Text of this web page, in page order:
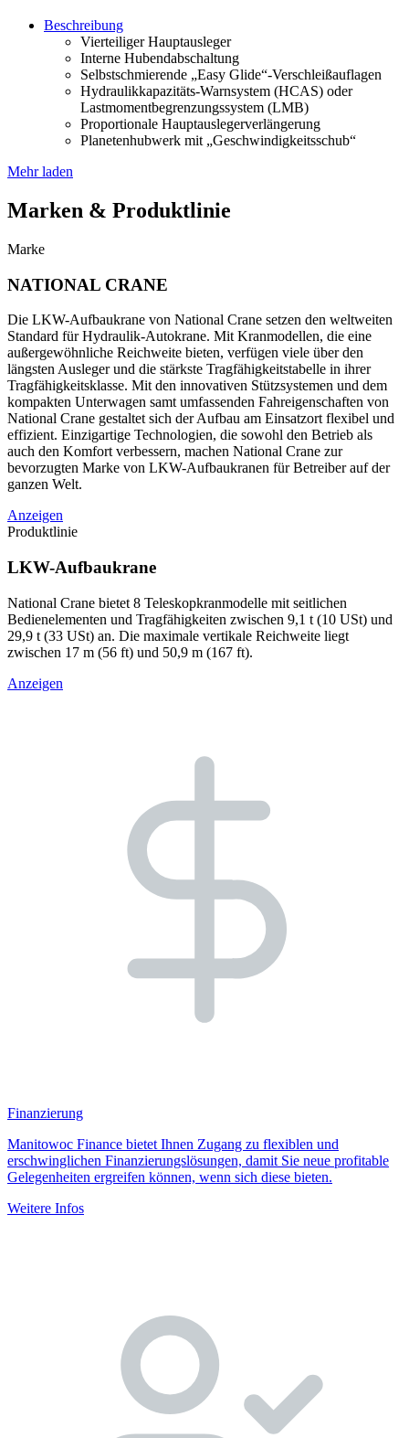
Beschreibung
Vierteiliger Hauptausleger
Interne Hubendabschaltung
Selbstschmierende „Easy Glide“-Verschleißauflagen
Hydraulikkapazitäts-Warnsystem (HCAS) oder
Lastmomentbegrenzungssystem (LMB)
Proportionale Hauptauslegerverlängerung
Planetenhubwerk mit „Geschwindigkeitsschub“
Mehr laden
Marken & Produktlinie
Marke
NATIONAL CRANE
Die LKW-Aufbaukrane von National Crane setzen den weltweiten
Standard für Hydraulik-Autokrane. Mit Kranmodellen, die eine
außergewöhnliche Reichweite bieten, verfügen viele über den
längsten Ausleger und die stärkste Tragfähigkeitstabelle in ihrer
Tragfähigkeitsklasse. Mit den innovativen Stützsystemen und dem
kompakten Unterwagen samt umfassenden Fahreigenschaften von
National Crane gestaltet sich der Aufbau am Einsatzort flexibel und
effizient. Einzigartige Technologien, die sowohl den Betrieb als
auch den Komfort verbessern, machen National Crane zur
bevorzugten Marke von LKW-Aufbaukranen für Betreiber auf der
ganzen Welt.
Anzeigen
Produktlinie
LKW-Aufbaukrane
National Crane bietet 8 Teleskopkranmodelle mit seitlichen
Bedienelementen und Tragfähigkeiten zwischen 9,1 t (10 USt) und
29,9 t (33 USt) an. Die maximale vertikale Reichweite liegt
zwischen 17 m (56 ft) und 50,9 m (167 ft).
Anzeigen
Finanzierung
Manitowoc Finance bietet Ihnen Zugang zu flexiblen und
erschwinglichen Finanzierungslösungen, damit Sie neue profitable
Gelegenheiten ergreifen können, wenn sich diese bieten.
Weitere Infos